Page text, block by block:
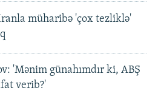
müharibə 'çox tezliklə'
'Mənim günahımdır ki, ABŞ
verib?'